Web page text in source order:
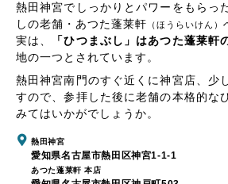
熱田神宮でしっかりとパワーをもらっ
しの老舗・あつた蓬莱軒 （ほうらいけん）
実は、
「ひつまぶし」はあつた蓬莱軒
地の一つとされています。
熱田神宮南門のすぐ近くに神宮店、少
すので、参拝した後に老舗の本格的な
みてはいかがでしょうか。
熱田神宮
愛知県名古屋市熱田区神宮1-1-1
あつた蓬莱軒 本店